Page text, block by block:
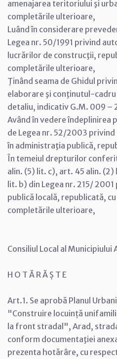
amenajarea teritoriului şi
completările ulterioare,
Luând în considerare
Legea nr. 50/1991 privind
lucrărilor de construcţii,
completările ulterioare,
Ţinând seama de Ghidul
elaborare şi conţinutul-cadru
detaliu, indicativ G.M. 009 –
Având în vedere îndeplinirea
de Legea nr. 52/2003
în administraţia publică,
În temeiul drepturilor
alin. (5) lit. c), art. 45 alin. (2)
lit. b) din Legea nr. 215/
publică locală, republicată,
completările ulterioare,
Consiliul Local al Municipiului
H O T Ă R Ă Ș T E
Art.1. Se aprobă Planul
"Construire locuință
la front stradal", Arad,
conform documentaţiei
prezenta hotărâre, cu